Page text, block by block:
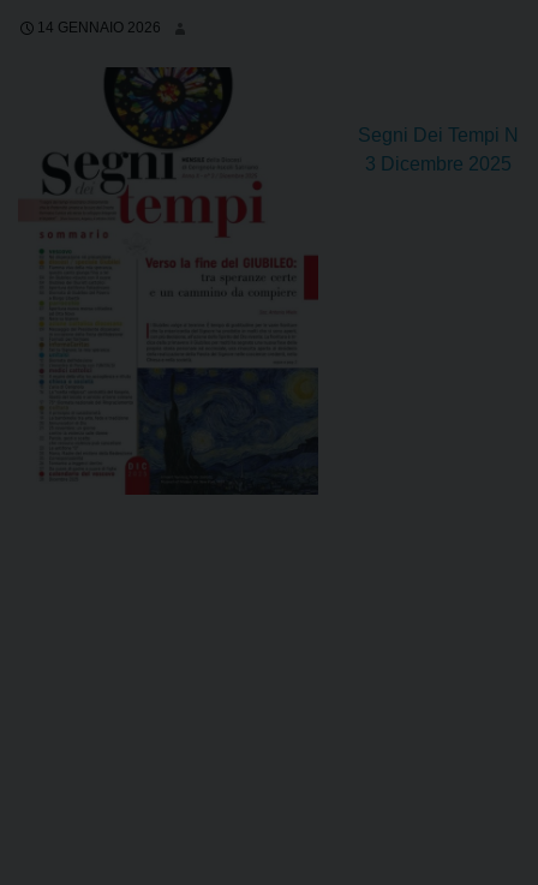
14 GENNAIO 2026
Segni Dei Tempi N
3 Dicembre 2025